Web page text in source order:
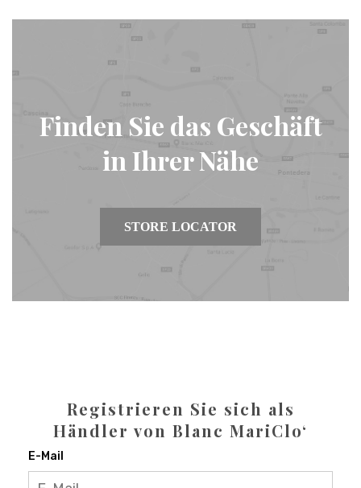
Finden Sie das Geschäft
in Ihrer Nähe
STORE LOCATOR
Registrieren Sie sich als
Händler von Blanc MariClo‘
E-Mail